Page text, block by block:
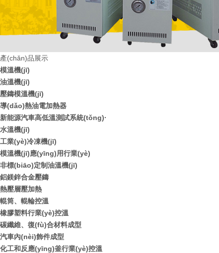
產(chǎn)品展示
模溫機(jī)
油溫機(jī)
壓鑄模溫機(jī)
導(dǎo)熱油電加熱器
新能源汽車高低溫測試系統(tǒng)·
水溫機(jī)
工業(yè)冷凍機(jī)
模溫機(jī)應(yīng)用行業(yè)
非標(biāo)定制油溫機(jī)
鋁鎂鋅合金壓鑄
熱壓層壓加熱
輥筒、輥輪控溫
橡膠塑料行業(yè)控溫
碳纖維、復(fù)合材料成型
汽車內(nèi)飾件成型
化工和反應(yīng)釜行業(yè)控溫